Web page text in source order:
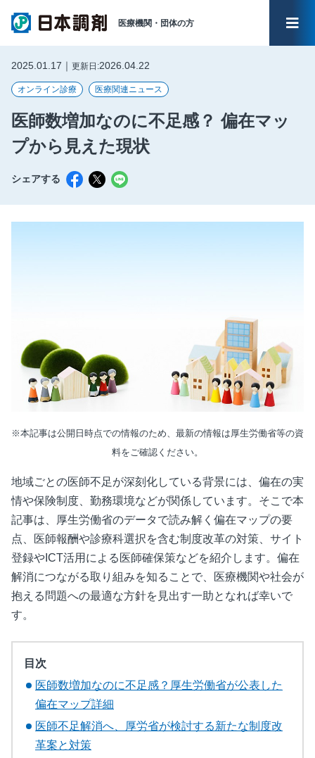
医療機関・ 団体の方 メ
2025.01.17｜ 更新日:2026.04.22
オンライン診療 医療関連ニュース
医師数増加なのに不足感？ 偏在マッ
プから見えた現状
シェアする
※本記事は公開日時点での情報のため、最新の情報は厚生労働省等の資
料をご確認ください。
地域ごとの医師不足が深刻化している背景には、偏在の実
情や保険制度、勤務環境などが関係しています。そこで本
記事は、厚生労働省のデータで読み解く偏在マップの要
点、医師報酬や診療科選択を含む制度改革の対策、サイト
登録や ICT活用による医師確保策などを紹介します。偏在
解消につながる取り組みを知ることで、医療機関や社会が
抱える問題への最適な方針を見出す一助となれば幸いで
す。
目次
医師数増加なのに不足感？厚生労働省が公表した
偏在マップ詳細
医師不足解消へ、厚労省が検討する新たな制度改
革案と対策